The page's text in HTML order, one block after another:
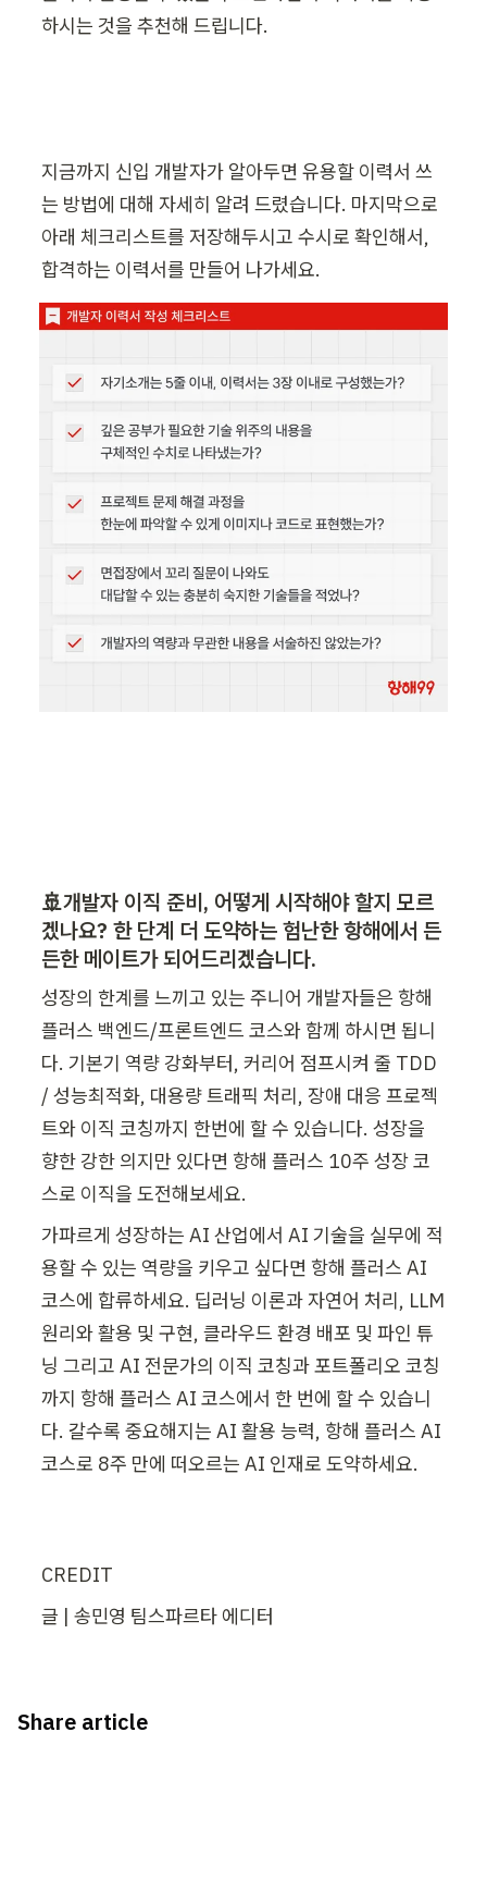
하시는 것을 추천해 드립니다.
지금까지 신입 개발자가 알아두면 유용할 이력서 쓰
는 방법에 대해 자세히 알려 드렸습니다. 마지막으로
아래 체크리스트를 저장해두시고 수시로 확인해서,
합격하는 이력서를 만들어 나가세요.
🚢개발자 이직 준비, 어떻게 시작해야 할지 모르
겠나요? 한 단계 더 도약하는 험난한 항해에서 든
든한 메이트가 되어드리겠습니다.
성장의 한계를 느끼고 있는 주니어 개발자들은 항해
플러스 백엔드/프론트엔드 코스와 함께 하시면 됩니
다. 기본기 역량 강화부터, 커리어 점프시켜 줄 TDD
/ 성능최적화, 대용량 트래픽 처리, 장애 대응 프로젝
트와 이직 코칭까지 한번에 할 수 있습니다. 성장을
향한 강한 의지만 있다면 항해 플러스 10주 성장 코
스로 이직을 도전해보세요.
가파르게 성장하는 AI 산업에서 AI 기술을 실무에 적
용할 수 있는 역량을 키우고 싶다면 항해 플러스 AI
코스에 합류하세요. 딥러닝 이론과 자연어 처리, LLM
원리와 활용 및 구현, 클라우드 환경 배포 및 파인 튜
닝 그리고 AI 전문가의 이직 코칭과 포트폴리오 코칭
까지 항해 플러스 AI 코스에서 한 번에 할 수 있습니
다. 갈수록 중요해지는 AI 활용 능력, 항해 플러스 AI
코스로 8주 만에 떠오르는 AI 인재로 도약하세요.
CREDIT
글 | 송민영 팀스파르타 에디터
Share article